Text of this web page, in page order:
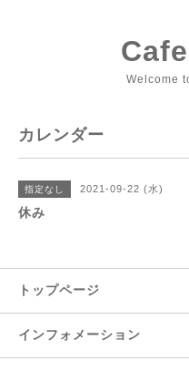
Welcome
カレンダー
指定なし 2021-09-22 (水)
休み
トップページ
インフォメーション